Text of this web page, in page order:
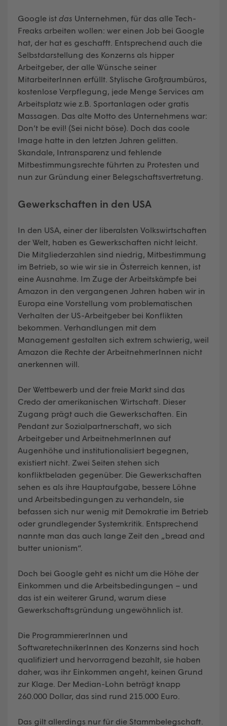
Google ist das Unternehmen, für das alle Tech-
Freaks arbeiten wollen: wer einen Job bei Google
hat, der hat es geschafft. Entsprechend auch die
Selbstdarstellung des Konzerns als hipper
Arbeitgeber, der alle Wünsche seiner
MitarbeiterInnen erfüllt. Stylische Großraumbüros,
kostenlose Verpflegung, jede Menge Services am
Arbeitsplatz wie z.B. Sportanlagen oder gratis
Massagen. Das alte Motto des Unternehmens war:
Don’t be evil! (Sei nicht böse). Doch das coole
Image hatte in den letzten Jahren gelitten.
Skandale, Intransparenz und fehlende
Mitbestimmungsrechte führten zu Protesten und
nun zur Gründung einer Belegschaftsvertretung.
Gewerkschaften in den USA
In den USA, einer der liberalsten Volkswirtschaften
der Welt, haben es Gewerkschaften nicht leicht.
Die Mitgliederzahlen sind niedrig, Mitbestimmung
im Betrieb, so wie wir sie in Österreich kennen, ist
eine Ausnahme. Im Zuge der Arbeitskämpfe bei
Amazon in den vergangenen Jahren haben wir in
Europa eine Vorstellung vom problematischen
Verhalten der US-Arbeitgeber bei Konflikten
bekommen. Verhandlungen mit dem
Management gestalten sich extrem schwierig, weil
Amazon die Rechte der ArbeitnehmerInnen nicht
anerkennen will.
Der Wettbewerb und der freie Markt sind das
Credo der amerikanischen Wirtschaft. Dieser
Zugang prägt auch die Gewerkschaften. Ein
Pendant zur Sozialpartnerschaft, wo sich
Arbeitgeber und ArbeitnehmerInnen auf
Augenhöhe und institutionalisiert begegnen,
existiert nicht. Zwei Seiten stehen sich
konfliktbeladen gegenüber. Die Gewerkschaften
sehen es als ihre Hauptaufgabe, bessere Löhne
und Arbeitsbedingungen zu verhandeln, sie
befassen sich nur wenig mit Demokratie im Betrieb
oder grundlegender Systemkritik. Entsprechend
nannte man das auch lange Zeit den „bread and
butter unionism“.
Doch bei Google geht es nicht um die Höhe der
Einkommen und die Arbeitsbedingungen – und
das ist ein weiterer Grund, warum diese
Gewerkschaftsgründung ungewöhnlich ist.
Die ProgrammiererInnen und
SoftwaretechnikerInnen des Konzerns sind hoch
qualifiziert und hervorragend bezahlt, sie haben
daher, was ihr Einkommen angeht, keinen Grund
zur Klage. Der Median-Lohn beträgt knapp
260.000 Dollar, das sind rund 215.000 Euro.
Das gilt allerdings nur für die Stammbelegschaft.